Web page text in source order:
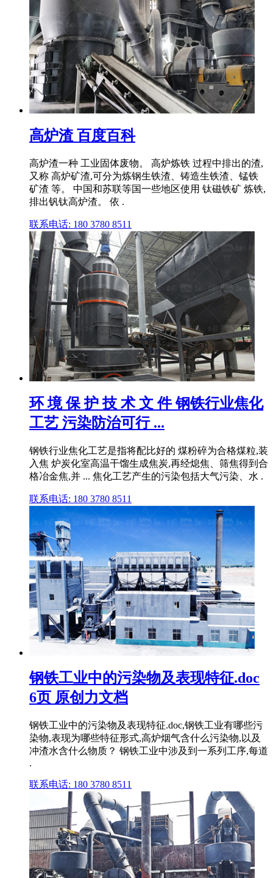
高炉渣 百度百科
高炉渣一种 工业固体废物。 高炉炼铁 过程中排出的渣,
又称 高炉矿渣,可分为炼钢生铁渣、铸造生铁渣、锰铁
矿渣 等。 中国和苏联等国一些地区使用 钛磁铁矿 炼铁,
排出钒钛高炉渣。 依 .
联系电话: 180 3780 8511
环 境 保 护 技 术 文 件 钢铁行业焦化
工艺 污染防治可行 ...
钢铁行业焦化工艺是指将配比好的 煤粉碎为合格煤粒,装
入焦 炉炭化室高温干馏生成焦炭,再经熄焦、筛焦得到合
格冶金焦,并 ... 焦化工艺产生的污染包括大气污染、水 .
联系电话: 180 3780 8511
钢铁工业中的污染物及表现特征.doc
6页 原创力文档
钢铁工业中的污染物及表现特征.doc,钢铁工业有哪些污
染物,表现为哪些特征形式,高炉烟气含什么污染物,以及
冲渣水含什么物质？ 钢铁工业中涉及到一系列工序,每道
.
联系电话: 180 3780 8511